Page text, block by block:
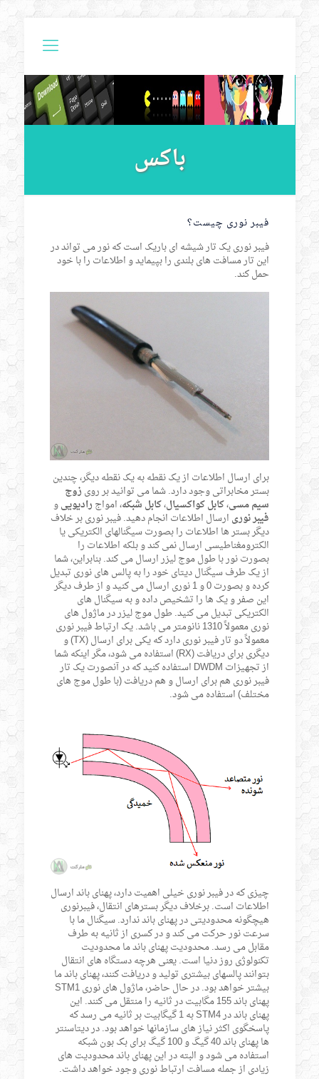
باکس
فیبر نوری چیست؟
فیبر نوری یک تار شیشه ای باریک است که نور می تواند در
این تار مسافت های بلندی را بپیماید و اطلاعات را با خود
حمل کند.
برای ارسال اطلاعات از یک نقطه به یک نقطه دیگر، چندین
بستر مخابراتی وجود دارد. شما می توانید بر روی زوج
سیم مسی،کابل کواکسیال،کابل شبکه، امواج رادیوییو
فیبر نوری ارسال اطلاعات انجام دهید. فیبر نوری بر خلاف
دیگر بستر ها اطلاعات را بصورت سیگنالهای الکتریکی یا
الکترومغناطیسی ارسال نمی کند و بلکه اطلاعات را
بصورت نور با طول موج لیزر ارسال می کند. بنابراین، شما
از یک طرف سیگنال دیتای خود را به پالس های نوری تبدیل
کرده و بصورت 0 و 1 نوری ارسال می کنید و از طرف دیگر
این صفر و یک ها را تشخیص داده و به سیگنال های
الکتریکی تبدیل می کنید. طول موج لیزر در ماژول های
نوری معمولاً 1310 نانومتر می باشد. یک ارتباط فیبر نوری
معمولاً دو تار فیبر نوری دارد که یکی برای ارسال (TX) و
دیگری برای دریافت (RX) استفاده می شود، مگر اینکه شما
از تجهیزات DWDM استفاده کنید که در آنصورت یک تار
فیبر نوری هم برای ارسال و هم دریافت (با طول موج های
مختلف) استفاده می شود.
چیزی که در فیبر نوری خیلی اهمیت دارد، پهنای باند ارسال
اطلاعات است. برخلاف دیگر بسترهای انتقال، فیبرنوری
هیچگونه محدودیتی در پهنای باند ندارد. سیگنال ما با
سرعت نور حرکت می کند و در کسری از ثانیه به طرف
مقابل می رسد. محدودیت پهنای باند ما محدودیت
تکنولوژی روز دنیا است. یعنی هرچه دستگاه های انتقال
بتوانند پالسهای بیشتری تولید و دریافت کنند، پهنای باند ما
بیشتر خواهد بود. در حال حاضر، ماژول های نوری STM1
پهنای باند 155 مگابیت در ثانیه را منتقل می کنند. این
پهنای باند در STM4 به 1 گیگابیت بر ثانیه می رسد که
پاسخگوی اکثر نیاز های سازمانها خواهد بود. در دیتاسنتر
ها پهنای باند 40 گیگ و 100 گیگ برای بک بون شبکه
استفاده می شود و البته در این پهنای باند محدودیت های
زیادی از جمله مسافت ارتباط نوری وجود خواهد داشت.